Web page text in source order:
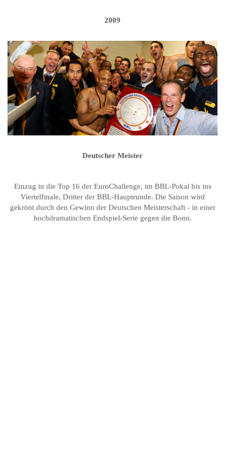
2009
Deutscher Meister
Einzug in die Top 16 der EuroChallenge, im BBL-Pokal bis ins
Viertelfinale, Dritter der BBL-Hauptrunde. Die Saison wird
gekrönt durch den Gewinn der Deutschen Meisterschaft - in einer
hochdramatischen Endspiel-Serie gegen die Bonn.